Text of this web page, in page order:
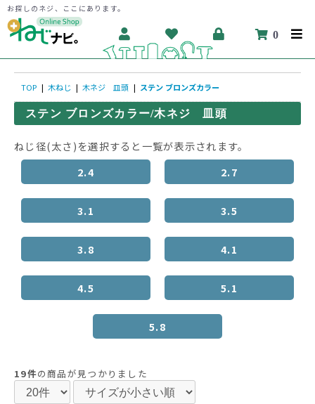
お探しのネジ、ここにあります。
0
TOP | 木ねじ | 木ネジ 皿頭 | ステン ブロンズカラー
ステン ブロンズカラー/木ネジ 皿頭
ねじ径(太さ)を選択すると一覧が表示されます。
2.4
2.7
3.1 3.5
3.8 4.1
4.5 5.1
5.8
19件の商品が見つかりました